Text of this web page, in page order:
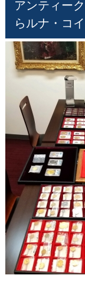
アンティー
らルナ・コ